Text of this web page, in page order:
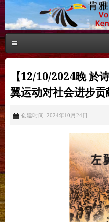
【12/10/2024晚 於
翼运动对社会进步
创建时间: 2024年10月24日